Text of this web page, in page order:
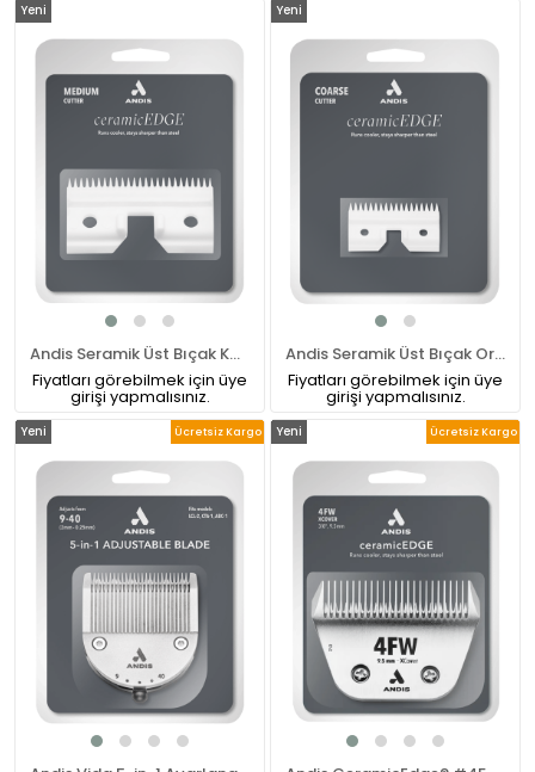
Andis Seramik Üst Bıçak Kaba - COARSE CUTTER
Yeni
Fiyatları görebilmek için üye
girişi yapmalısınız.
Andis Seramik Üst Bıçak Orta -MEDİUM CUTTER
Yeni
Fiyatları görebilmek için üye
girişi yapmalısınız.
Ücretsiz Kargo
Yeni
Ücretsiz Kargo
Yeni